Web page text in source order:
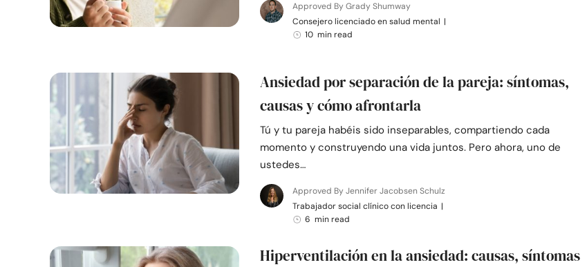
Approved By Grady Shumway
Consejero licenciado en salud mental |
10 min read
Ansiedad por separación de la pareja: síntomas,
causas y cómo afrontarla
Tú y tu pareja habéis sido inseparables, compartiendo cada
momento y construyendo una vida juntos. Pero ahora, uno de
ustedes…
Approved By Jennifer Jacobsen Schulz
Trabajador social clínico con licencia |
6 min read
Hiperventilación en la ansiedad: causas, síntomas